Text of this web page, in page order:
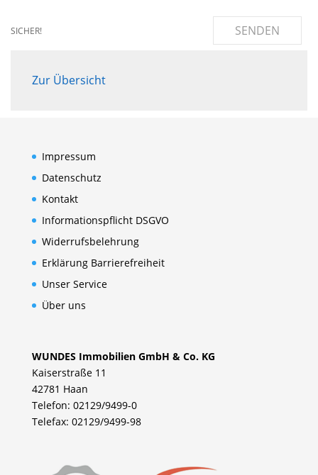
SICHER! SENDEN
Zur Übersicht
Impressum
Datenschutz
Kontakt
Informationspflicht DSGVO
Widerrufsbelehrung
Erklärung Barrierefreiheit
Unser Service
Über uns
WUNDES Immobilien GmbH & Co. KG
Kaiserstraße 11
42781 Haan
Telefon: 02129/9499-0
Telefax: 02129/9499-98